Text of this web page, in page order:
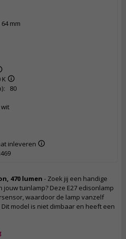
x Ø 64 mm
K
80
inleveren
470 lumen - Zoek jij een handige
tuinlamp? Deze E27 edisonlamp
waardoor de lamp vanzelf
model is niet dimbaar en heeft een